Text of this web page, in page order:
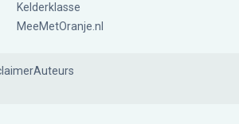
Kelderklasse
MeeMetOranje.nl
Auteurs